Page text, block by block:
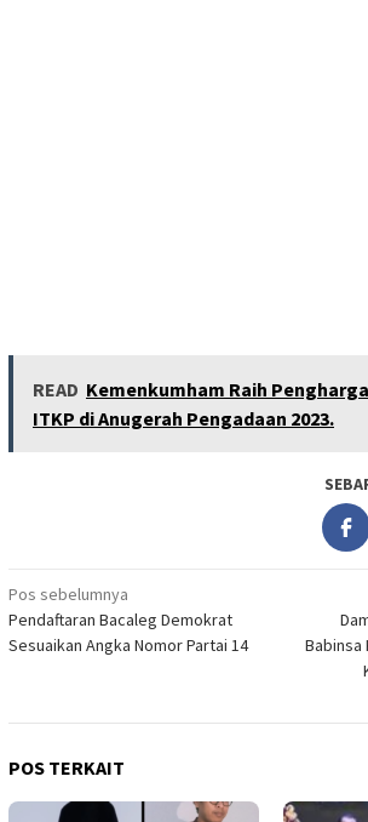
READ Kemenkumham Raih
ITKP di Anugerah Pengadaan 2023.
Navigasi
pos
Pos sebelumnya
Pendaftaran Bacaleg Demokrat
Sesuaikan Angka Nomor Partai 14
Babinsa
POS TERKAIT